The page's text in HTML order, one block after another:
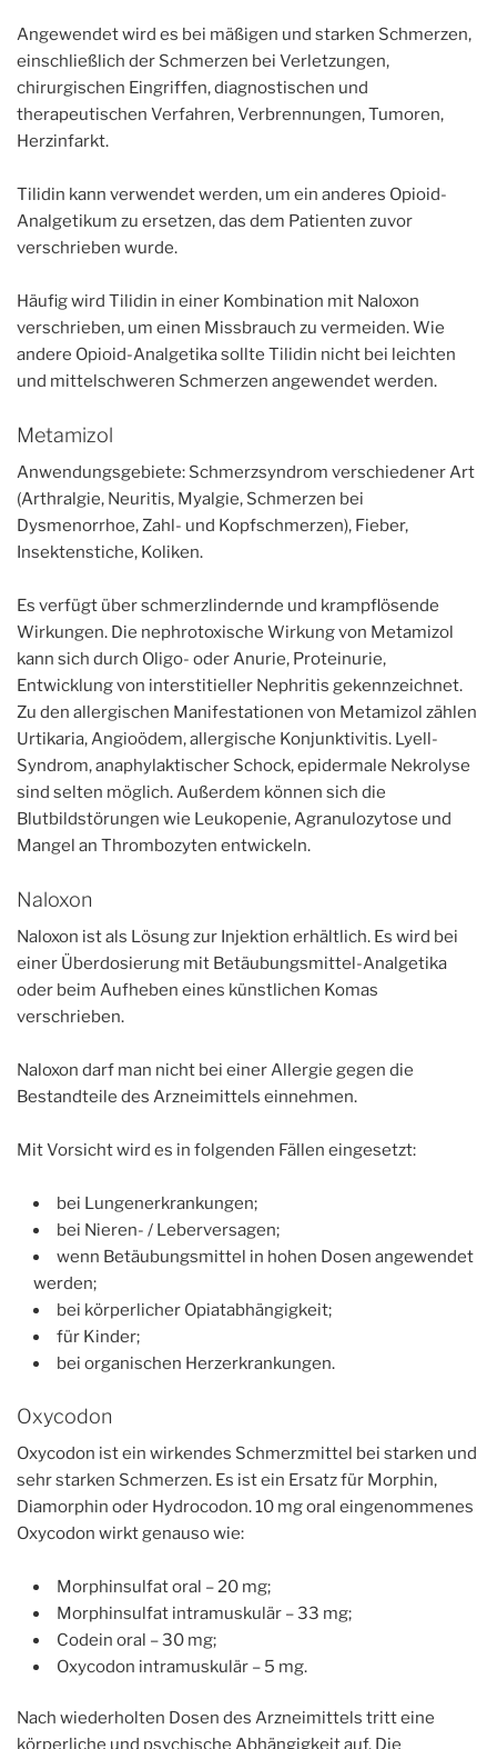
Angewendet wird es bei mäßigen und starken Schmerzen,
einschließlich der Schmerzen bei Verletzungen,
chirurgischen Eingriffen, diagnostischen und
therapeutischen Verfahren, Verbrennungen, Tumoren,
Herzinfarkt.
Tilidin kann verwendet werden, um ein anderes Opioid-
Analgetikum zu ersetzen, das dem Patienten zuvor
verschrieben wurde.
Häufig wird Tilidin in einer Kombination mit Naloxon
verschrieben, um einen Missbrauch zu vermeiden. Wie
andere Opioid-Analgetika sollte Tilidin nicht bei leichten
und mittelschweren Schmerzen angewendet werden.
Metamizol
Anwendungsgebiete: Schmerzsyndrom verschiedener Art
(Arthralgie, Neuritis, Myalgie, Schmerzen bei
Dysmenorrhoe, Zahl- und Kopfschmerzen), Fieber,
Insektenstiche, Koliken.
Es verfügt über schmerzlindernde und krampflösende
Wirkungen. Die nephrotoxische Wirkung von Metamizol
kann sich durch Oligo- oder Anurie, Proteinurie,
Entwicklung von interstitieller Nephritis gekennzeichnet.
Zu den allergischen Manifestationen von Metamizol zählen
Urtikaria, Angioödem, allergische Konjunktivitis. Lyell-
Syndrom, anaphylaktischer Schock, epidermale Nekrolyse
sind selten möglich. Außerdem können sich die
Blutbildstörungen wie Leukopenie, Agranulozytose und
Mangel an Thrombozyten entwickeln.
Naloxon
Naloxon ist als Lösung zur Injektion erhältlich. Es wird bei
einer Überdosierung mit Betäubungsmittel-Analgetika
oder beim Aufheben eines künstlichen Komas
verschrieben.
Naloxon darf man nicht bei einer Allergie gegen die
Bestandteile des Arzneimittels einnehmen.
Mit Vorsicht wird es in folgenden Fällen eingesetzt:
bei Lungenerkrankungen;
bei Nieren- / Leberversagen;
wenn Betäubungsmittel in hohen Dosen angewendet
werden;
bei körperlicher Opiatabhängigkeit;
für Kinder;
bei organischen Herzerkrankungen.
Oxycodon
Oxycodon ist ein wirkendes Schmerzmittel bei starken und
sehr starken Schmerzen. Es ist ein Ersatz für Morphin,
Diamorphin oder Hydrocodon. 10 mg oral eingenommenes
Oxycodon wirkt genauso wie:
Morphinsulfat oral – 20 mg;
Morphinsulfat intramuskulär – 33 mg;
Codein oral – 30 mg;
Oxycodon intramuskulär – 5 mg.
Nach wiederholten Dosen des Arzneimittels tritt eine
körperliche und psychische Abhängigkeit auf. Die